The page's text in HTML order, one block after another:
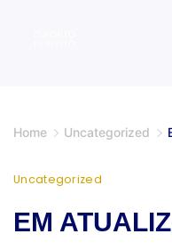
Porto
Perfeito
Home Uncategorized
Uncategorized
EM